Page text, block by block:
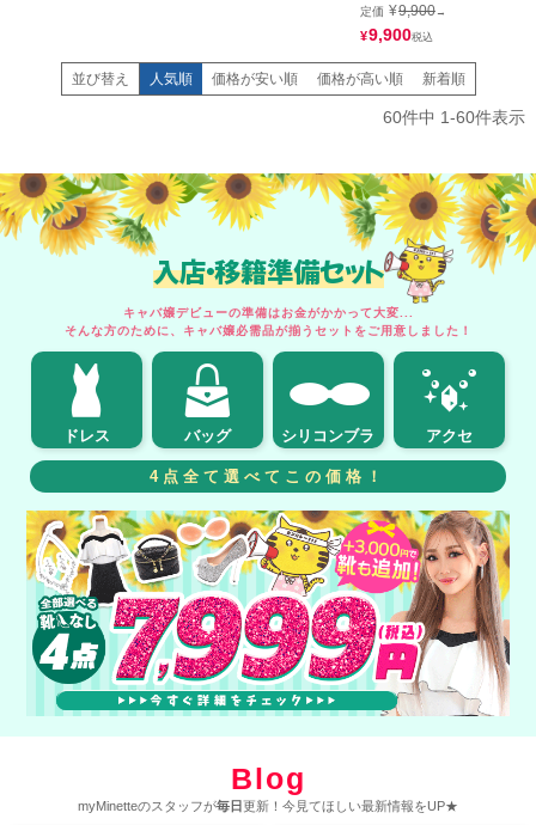
ブローチ)
定価 ¥9,900→
¥9,900
並び替え 人気順 価格が安い順 価格が高い順 新着順
60件中 1-60件表示
入店・移籍準備セット
キャバ嬢デビューの準備はお金がかかって大変...
そんな方のために、キャバ嬢必需品が揃うセットをご用意しました！
ドレス バッグ シリコンブラ アクセ
4点全て選べてこの価格！
Blog
myMinetteのスタッフが毎日更新！今見てほしい最新情報をUP★